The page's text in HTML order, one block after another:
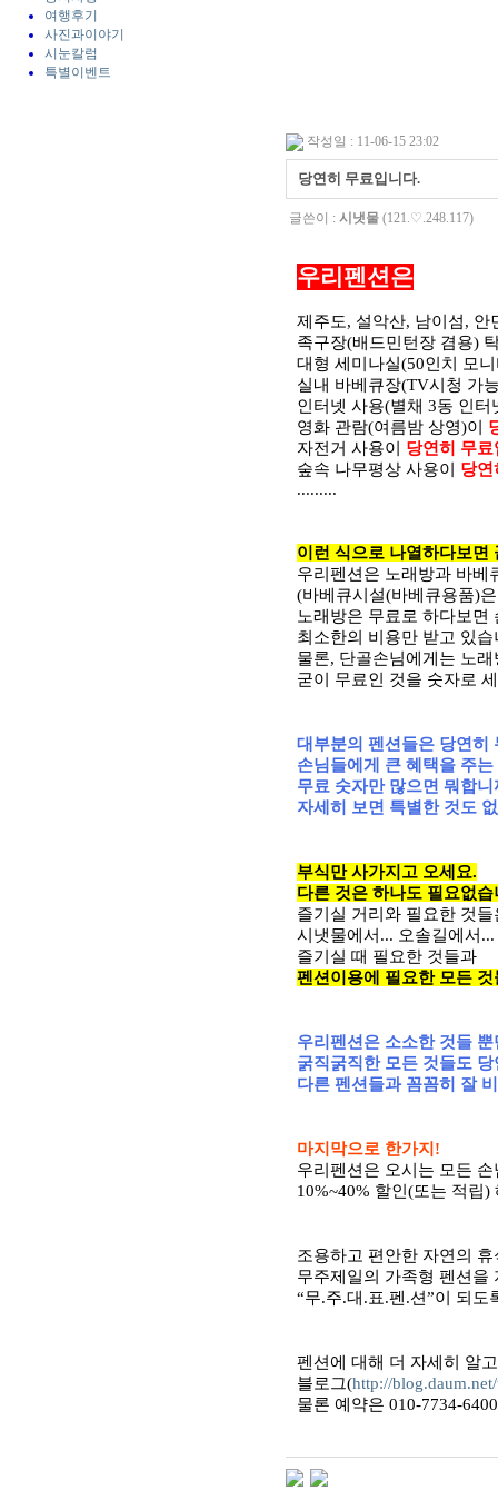
여행후기
사진과이야기
시눈칼럼
특별이벤트
작성일 : 11-06-15 23:02
당연히 무료입니다.
글쓴이 : 시냇물 (121.♡.248.117)
우리펜션은
제주도, 설악산, 남이섬,
족구장(배드민턴장 겸용)
대형 세미나실(50인치 모
실내 바베큐장(TV시청 가
인터넷 사용(별채 3동 인
영화 관람(여름밤 상영)이
자전거 사용이 당연히 무료
숲속 나무평상 사용이 당연
.........
이런 식으로 나열하다보면
우리펜션은 노래방과 바베
(바베큐시설(바베큐용품)
노래방은 무료로 하다보면
최소한의 비용만 받고 있습
물론, 단골손님에게는 노
굳이 무료인 것을 숫자로
대부분의 펜션들은 당연히
손님들에게 큰 혜택을 주
무료 숫자만 많으면 뭐합니
자세히 보면 특별한 것도
부식만 사가지고 오세요.
다른 것은 하나도 필요없습
즐기실 거리와 필요한 것
시냇물에서... 오솔길에서
즐기실 때 필요한 것들과
펜션이용에 필요한 모든
우리펜션은 소소한 것들
굵직굵직한 모든 것들도
다른 펜션들과 꼼꼼히 잘
마지막으로 한가지!
우리펜션은 오시는 모든
10%~40% 할인(또는 적립
조용하고 편안한 자연의
무주제일의 가족형 펜션을
“무.주.대.표.펜.션”이 되도
펜션에 대해 더 자세히 알
블로그(http://
물론 예약은 010-7734-